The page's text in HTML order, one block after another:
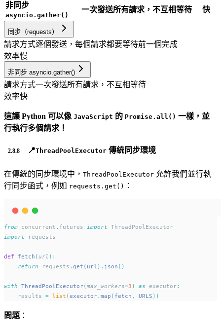
非同步
asyncio.gather()
一次發送所有請求，不互相等待 快
同步（requests）
請求方式逐個發送，每個請求都要等待前一個完成
效率慢
非同步 asyncio.gather()
請求方式一次發送所有請求，不互相等待
效率快
這讓 Python 可以像 JavaScript 的 Promise.all() 一樣，並
行執行多個請求！
📍ThreadPoolExecutor 傳統同步環境
在傳統的同步環境中， ThreadPoolExecutor 允許我們並行執
行同步函式，例如 requests.get() ：
from concurrent . futures import ThreadPoolExecutor
import requests
def fetch (url ):
return requests . get ( url ). json ()
with ThreadPoolExecutor(max_workers=3 ) as executor :
    results
= list (executor. map ( fetch , URLS ))
問題 ：